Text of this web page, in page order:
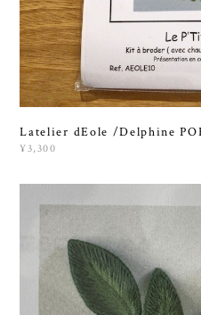
Latelier dEole /Delphine
¥3,300